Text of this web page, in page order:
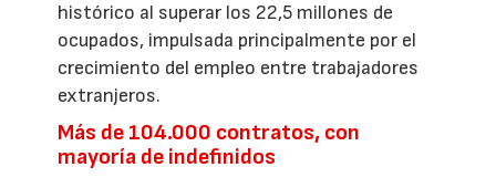
histórico al superar los 22,5 millones de
ocupados, impulsada principalmente por el
crecimiento del empleo entre trabajadores
extranjeros.
Más de 104.000 contratos, con
mayoría de indefinidos